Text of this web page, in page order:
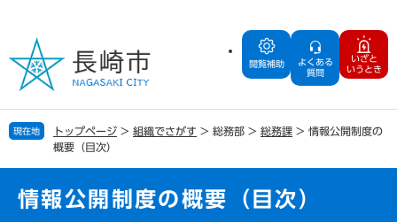
の
で
す
ー
ば
し
閲覧補助
よくある
質問
いざと
いうとき
現在地 トップページ > 組織でさがす > 総務部 > 総務課 > 情報公開制度の
概要（目次）
情報公開制度の概要（目次）